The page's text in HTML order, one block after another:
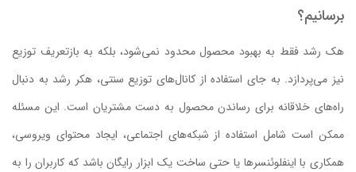
برسانیم؟
هک رشد فقط به بهبود محصول محدود نمی‌شود، بلکه به بازتعریف توزیع
نیز می‌پردازد. به جای استفاده از کانال‌های توزیع سنتی، هکر رشد به دنبال
راه‌های خلاقانه برای رساندن محصول به دست مشتریان است. این مسئله
ممکن است شامل استفاده از شبکه‌های اجتماعی، ایجاد محتوای ویروسی،
همکاری با اینفلوئنسرها یا حتی ساخت یک ابزار رایگان باشد که کاربران را به